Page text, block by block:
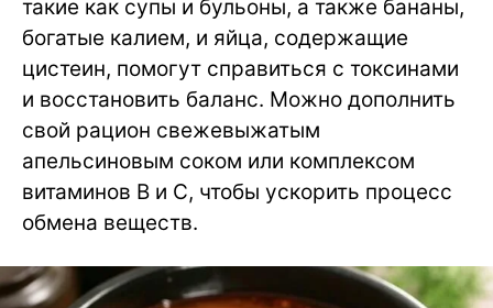
такие как супы и бульоны, а также бананы,
богатые калием, и яйца, содержащие
цистеин, помогут справиться с токсинами
и восстановить баланс. Можно дополнить
свой рацион свежевыжатым
апельсиновым соком или комплексом
витаминов B и C, чтобы ускорить процесс
обмена веществ.